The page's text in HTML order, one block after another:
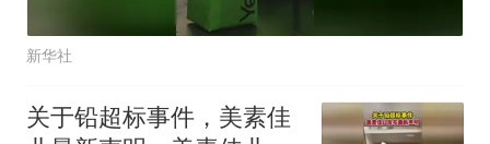
新华社
关于铅超标事件，美素佳